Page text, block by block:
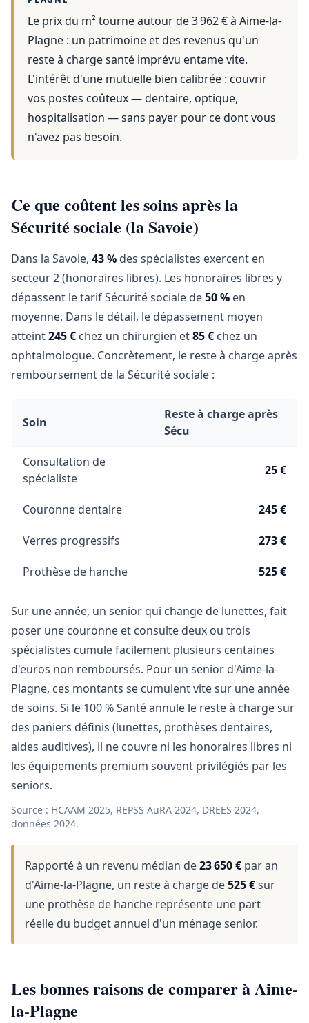
Le prix du m² tourne autour de 3 962 €à Aime-la-
Plagne : un patrimoine et des revenus qu'un
reste à charge santé imprévu entame vite.
L'intérêt d'une mutuelle bien calibrée : couvrir
vos postes coûteux — dentaire, optique,
hospitalisation — sans payer pour ce dont vous
n'avez pas besoin.
Ce que coûtent les soins après la
Sécurité sociale (la Savoie)
Dans la Savoie, 43 % des spécialistes exercent en
secteur 2 (honoraires libres). Les honoraires libres y
dépassent le tarif Sécurité sociale de50 % en
moyenne. Dans le détail, le dépassement moyen
atteint245 € chez un chirurgien et85 € chez un
ophtalmologue. Concrètement, le reste à charge après
remboursement de la Sécurité sociale :
Soin
Reste à charge après
Sécu
Consultation de
spécialiste
25 €
Couronne dentaire 245 €
Verres progressifs 273 €
Prothèse de hanche 525 €
Sur une année, un senior qui change de lunettes, fait
poser une couronne et consulte deux ou trois
spécialistes cumule facilement plusieurs centaines
d'euros non remboursés. Pour un senior d'Aime-la-
Plagne, ces montants se cumulent vite sur une année
de soins. Si le 100 % Santé annule le reste à charge sur
des paniers définis (lunettes, prothèses dentaires,
aides auditives), il ne couvre ni les honoraires libres ni
les équipements premium souvent privilégiés par les
seniors.
Source : HCAAM 2025, REPSS AuRA 2024, DREES 2024,
données 2024.
Rapporté à un revenu médian de23 650 € par an
d'Aime-la-Plagne, un reste à charge de525 €sur
une prothèse de hanche représente une part
réelle du budget annuel d'un ménage senior.
Les bonnes raisons de comparer à Aime-
la-Plagne